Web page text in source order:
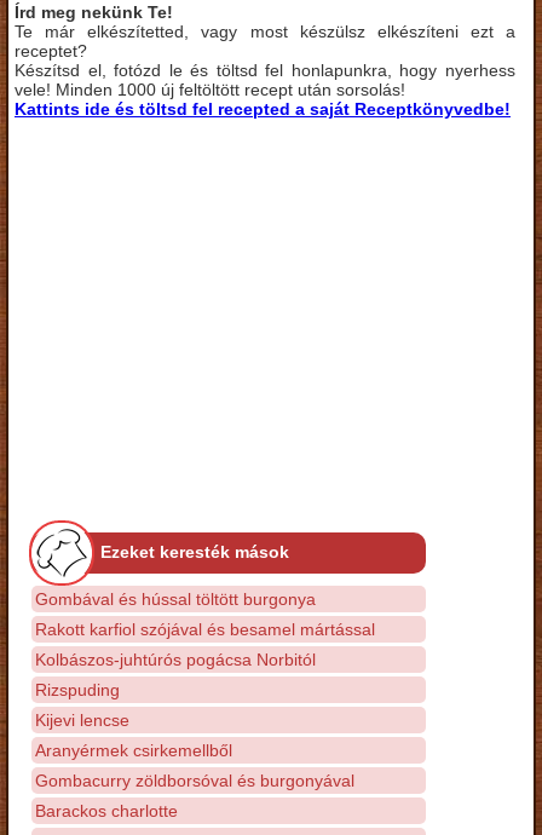
Írd meg nekünk Te!
Te már elkészítetted, vagy most készülsz elkészíteni ezt a
receptet?
Készítsd el, fotózd le és töltsd fel honlapunkra, hogy nyerhess
vele! Minden 1000 új feltöltött recept után sorsolás!
Kattints ide és töltsd fel recepted a saját Receptkönyvedbe!
Ezeket keresték mások
Gombával és hússal töltött burgonya
Rakott karfiol szójával és besamel mártással
Kolbászos-juhtúrós pogácsa Norbitól
Rizspuding
Kijevi lencse
Aranyérmek csirkemellből
Gombacurry zöldborsóval és burgonyával
Barackos charlotte